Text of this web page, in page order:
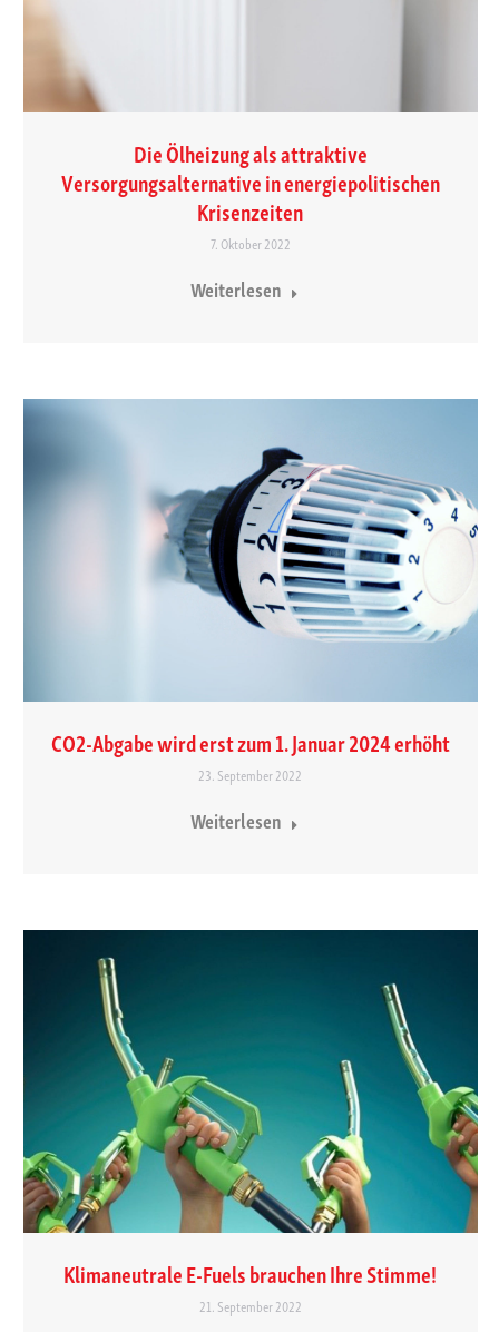
Die Ölheizung als attraktive
Versorgungsalternative in energiepolitischen
Krisenzeiten
7. Oktober 2022
Weiterlesen
CO2-Abgabe wird erst zum 1. Januar 2024 erhöht
23. September 2022
Weiterlesen
Klimaneutrale E-Fuels brauchen Ihre Stimme!
21. September 2022